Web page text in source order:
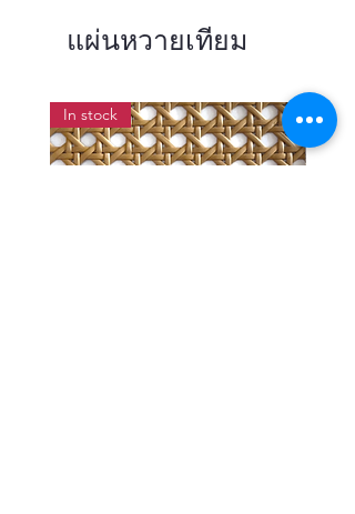
แผ่นหวายเทียม
In stock